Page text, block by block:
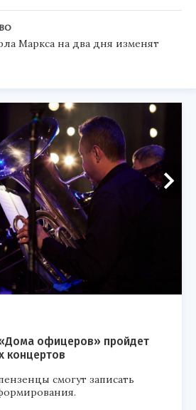
Маркса на два дня изменят
офицеров» пройдет
концертов
смогут записать